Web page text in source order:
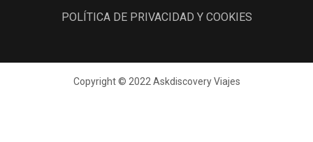
POLÍTICA DE PRIVACIDAD Y COOKIES
Copyright © 2022 Askdiscovery Viajes